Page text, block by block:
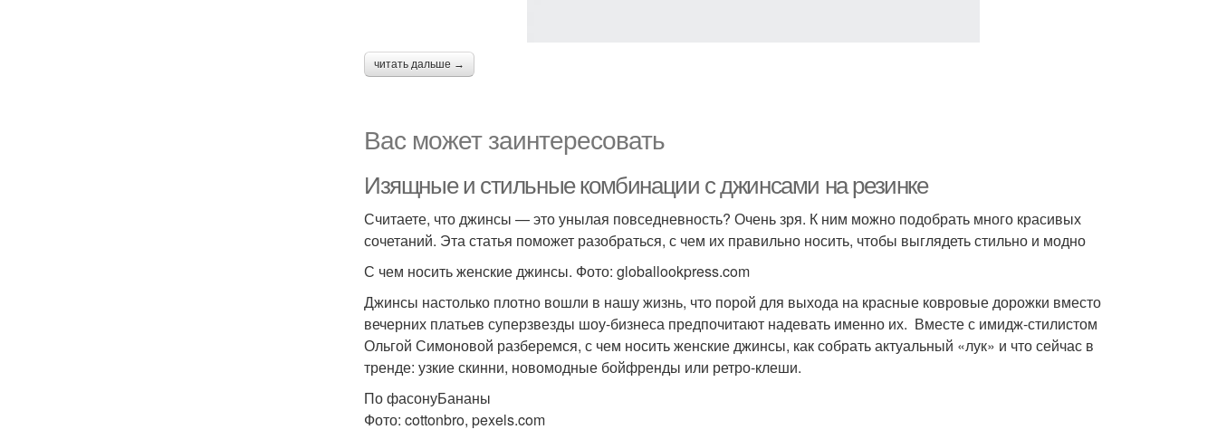
читать дальше →
Вас может заинтересовать
Изящные и стильные комбинации с джинсами на резинке
Считаете, что джинсы — это унылая повседневность? Очень зря. К ним можно подобрать много красивых
сочетаний. Эта статья поможет разобраться, с чем их правильно носить, чтобы выглядеть стильно и модно
С чем носить женские джинсы. Фото: globallookpress.com
Джинсы настолько плотно вошли в нашу жизнь, что порой для выхода на красные ковровые дорожки вместо
вечерних платьев суперзвезды шоу-бизнеса предпочитают надевать именно их. Вместе с имидж-стилистом
Ольгой Симоновой разберемся, с чем носить женские джинсы, как собрать актуальный «лук» и что сейчас в
тренде: узкие скинни, новомодные бойфренды или ретро-клеши.
По фасонуБананы
Фото: cottonbro, pexels.com